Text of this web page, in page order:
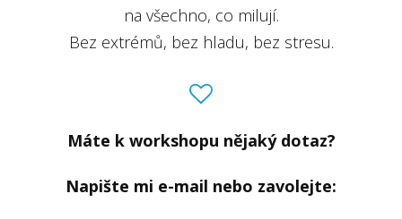
na všechno, co milují.
Bez extrémů, bez hladu, bez stresu.
Máte k workshopu nějaký dotaz?
Napište mi e-mail nebo zavolejte: